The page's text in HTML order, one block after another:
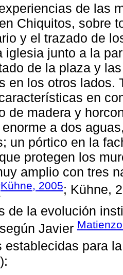
de las
Chiquitos, sobre
y el trazado de
iglesia junto a la
de la plaza y
en los otros lados.
en
de madera y
a dos
un pórtico en la
protegen los
amplio con tres
Kühne, 2005; Kühne,
de la evolución
Javier
establecidas para